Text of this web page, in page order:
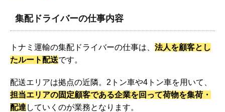
集配ドライバーの仕事内容
トナミ運輸の集配ドライバーの仕事は、 法人を顧客とし
たルート配送です。
配送エリアは拠点の近隣。2トン車や4トン車を用いて、
担当エリアの固定顧客である企業を回って荷物を集荷・
配達 していくのが業務となります。